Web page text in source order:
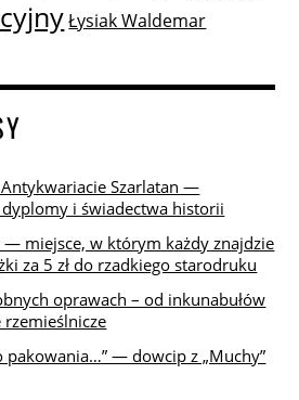
Łysiak Waldemar
Szarlatan —
i świadectwa historii
— miejsce, w którym każdy znajdzie
za 5 zł do rzadkiego starodruku
oprawach – od inkunabułów
rzemieślnicze
pakowania…” — dowcip z „Muchy”